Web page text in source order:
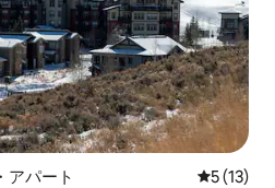
アパート レビュー
5 (13)